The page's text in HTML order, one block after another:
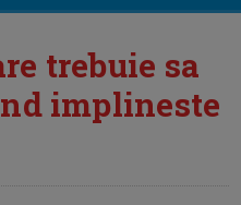
trebuie sa
implineste